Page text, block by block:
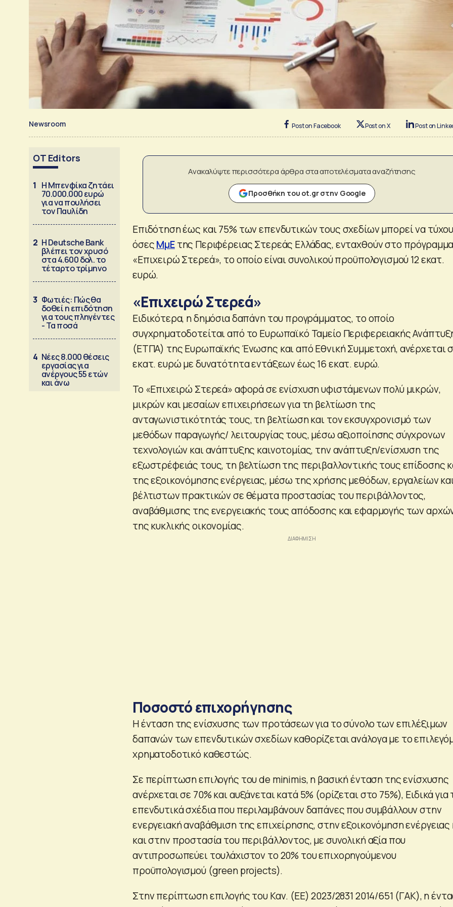
Newsroom Post on Facebook Post on X Post on
OT Editors
1 Η Μπενφίκα ζητάει
70.000.000 ευρώ
για να πουλήσει
τον Παυλίδη
2 Η Deutsche Bank
βλέπει τον χρυσό
στα 4.600 δολ. το
τέταρτο τρίμηνο
3 Φωτιές: Πώς θα
δοθεί η επιδότηση
για τους πληγέντες
- Τα ποσά
4 Νέες 8.000 θέσεις
εργασίας για
ανέργους 55 ετών
και άνω
Ανακαλύψτε περισσότερα άρθρα στα αποτελέσματα αναζήτησης
Προσθήκη του ot.gr στην Google
Επιδότηση έως και 75% των επενδυτικών τους σχεδίων μπορεί να
όσεςΜμΕτης Περιφέρειας Στερεάς Ελλάδας, ενταχθούν στο πρόγραμμα
«Επιχειρώ Στερεά», το οποίο είναι συνολικού προϋπολογισμού 12 εκατ.
ευρώ.
«Επιχειρώ Στερεά»
Ειδικότερα, η δημόσια δαπάνη του προγράμματος, το οποίο
συγχρηματοδοτείται από το Ευρωπαϊκό Ταμείο Περιφερειακής
(ΕΤΠΑ) της Ευρωπαϊκής Ένωσης και από Εθνική Συμμετοχή, ανέρχεται
εκατ. ευρώ με δυνατότητα εντάξεων έως 16 εκατ. ευρώ.
Το «Επιχειρώ Στερεά» αφορά σε ενίσχυση υφιστάμενων πολύ μικρών,
μικρών και μεσαίων επιχειρήσεων για τη βελτίωση της
ανταγωνιστικότητάς τους, τη βελτίωση και τον εκσυγχρονισμό των
μεθόδων παραγωγής/ λειτουργίας τους, μέσω αξιοποίησης σύγχρονων
τεχνολογιών και ανάπτυξης καινοτομίας, την ανάπτυξη/ενίσχυση της
εξωστρέφειάς τους, τη βελτίωση της περιβαλλοντικής τους επίδοσης
της εξοικονόμησης ενέργειας, μέσω της χρήσης μεθόδων, εργαλείων
βέλτιστων πρακτικών σε θέματα προστασίας του περιβάλλοντος,
αναβάθμισης της ενεργειακής τους απόδοσης και εφαρμογής των
της κυκλικής οικονομίας.
Ποσοστό επιχορήγησης
Η ένταση της ενίσχυσης των προτάσεων για το σύνολο των επιλέξιμων
δαπανών των επενδυτικών σχεδίων καθορίζεται ανάλογα με το
χρηματοδοτικό καθεστώς.
Σε περίπτωση επιλογής του de minimis, η βασική ένταση της ενίσχυσης
ανέρχεται σε 70% και αυξάνεται κατά 5% (ορίζεται στο 75%), Ειδικά για
επενδυτικά σχέδια που περιλαμβάνουν δαπάνες που συμβάλλουν στην
ενεργειακή αναβάθμιση της επιχείρησης, στην εξοικονόμηση ενέργειας
και στην προστασία του περιβάλλοντος, με συνολική αξία που
αντιπροσωπεύει τουλάχιστον το 20% του επιχορηγούμενου
προϋπολογισμού (green projects).
Στην περίπτωση επιλογής του Καν. (ΕΕ) 2023/2831 2014/651 (ΓΑΚ), η